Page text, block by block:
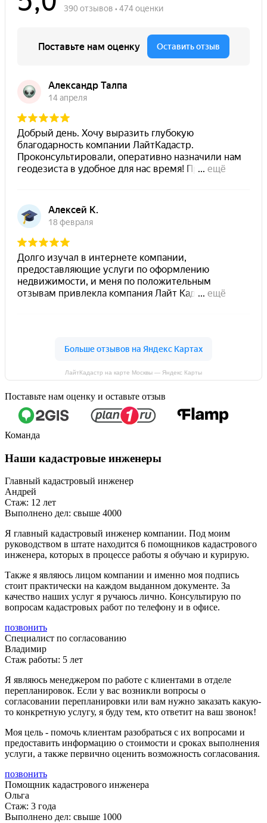
ЛайтКадастр на карте Москвы — Яндекс Карты
Поставьте нам оценку и оставьте отзыв
Команда
Наши кадастровые инженеры
Главный кадастровый инженер
Андрей
Стаж: 12 лет
Выполнено дел: свыше 4000
Я главный кадастровый инженер компании. Под моим
руководством в штате находится 6 помощников кадастрового
инженера, которых в процессе работы я обучаю и курирую.
Также я являюсь лицом компании и именно моя подпись
стоит практически на каждом выданном документе. За
качество наших услуг я ручаюсь лично. Консультирую по
вопросам кадастровых работ по телефону и в офисе.
позвонить
Специалист по согласованию
Владимир
Стаж работы: 5 лет
Я являюсь менеджером по работе с клиентами в отделе
перепланировок. Если у вас возникли вопросы о
согласовании перепланировки или вам нужно заказать какую-
то конкретную услугу, я буду тем, кто ответит на ваш звонок!
Моя цель - помочь клиентам разобраться с их вопросами и
предоставить информацию о стоимости и сроках выполнения
услуги, а также первично оценить возможность согласования.
позвонить
Помощник кадастрового инженера
Ольга
Стаж: 3 года
Выполнено дел: свыше 1000